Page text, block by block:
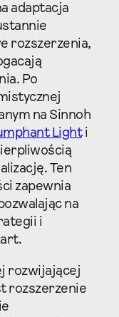
adaptacja
rozszerzenia,
Po
na Sinnoh
Lighti
Ten
zapewnia
na
i
rozwijającej
rozszerzenie